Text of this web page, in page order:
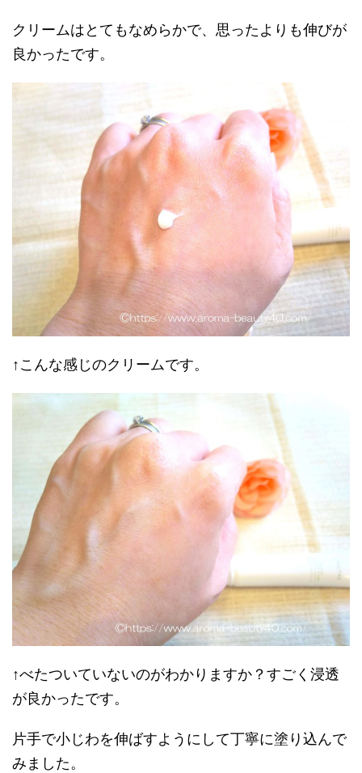
クリームはとてもなめらかで、思ったよりも伸びが
良かったです。
↑こんな感じのクリームです。
↑べたついていないのがわかりますか？すごく浸透
が良かったです。
片手で小じわを伸ばすようにして丁寧に塗り込んで
みました。